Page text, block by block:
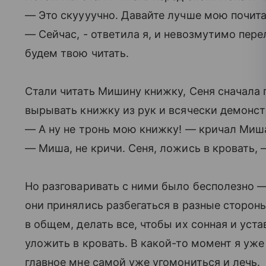
— Это скуууучно. Давайте лучше мою
— Сейчас, - ответила я, и невозмутимо
будем твою читать.
Стали читать Мишину книжку, Сеня сначала
вырывать книжку из рук и всячески
— А ну не тронь мою книжку! — кричал
— Миша, не кричи. Сеня, ложись в кровать,
Но разговаривать с ними было бесполезно
они принялись разбегаться в разные
в общем, делать все, чтобы их сонная и
уложить в кровать. В какой-то момент я
главное мне самой уже угомониться и лечь.